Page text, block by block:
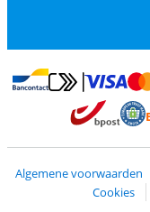
Betalen met Bancontact
Betalen met
Algemene voorwaarden
Cookies